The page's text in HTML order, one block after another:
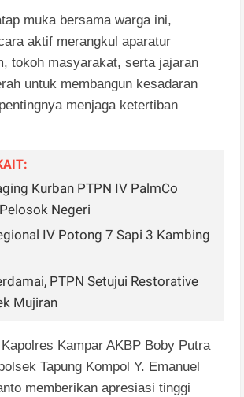
muka bersama warga ini,
aktif merangkul aparatur
tokoh masyarakat, serta jajaran
untuk membangun kesadaran
menjaga ketertiban
Kurban PTPN IV PalmCo
Negeri
IV Potong 7 Sapi 3 Kambing
PTPN Setujui Restorative
Mujiran
Kampar AKBP Boby Putra
Tapung Kompol Y. Emanuel
memberikan apresiasi tinggi